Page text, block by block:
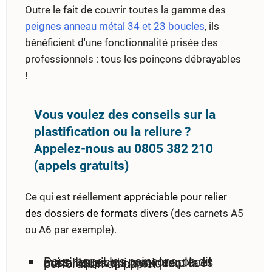
Outre le fait de couvrir toutes la gamme des
peignes anneau métal 34 et 23 boucles, ils
bénéficient d'une fonctionnalité prisée des
professionnels : tous les poinçons débrayables
!
Vous voulez des conseils sur la
plastification ou la reliure ?
Appelez-nous au 0805 382 210
(appels gratuits)
Ce qui est réellement appréciable pour relier
des dossiers de formats divers (des carnets A5
ou A6 par exemple).
Pour rappel les poinçons, on dit aussi les picots, sont les pièces métalliques qui pratiquent la perforation du papier.